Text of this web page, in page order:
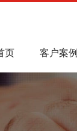
页 客户案例